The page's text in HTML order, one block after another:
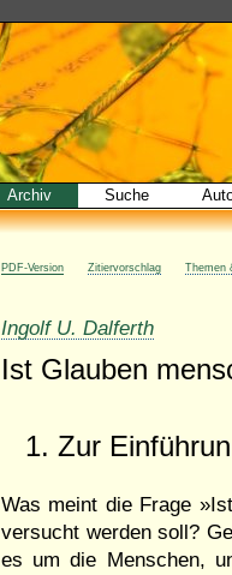
Archiv Suche
PDF-Version Zitiervorschlag Themen
Ingolf U. Dalferth
Ist Glauben
1. Zur
Was meint die Frage
ver­sucht werden soll?
es um die Men­schen,